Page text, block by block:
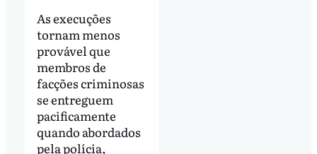
As execuções
tornam menos
provável que
membros de
facções criminosas
se entreguem
pacificamente
quando abordados
pela polícia,